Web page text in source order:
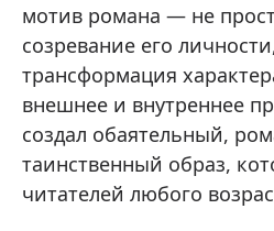
мотив романа — не
созревание его
трансформация
внешнее и внутреннее
создал обаятельный,
таинственный образ,
читателей любого